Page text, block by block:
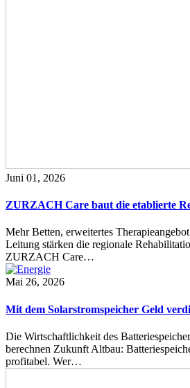
Juni 01, 2026
ZURZACH Care baut die etablierte
Mehr Betten, erweitertes
Leitung stärken die regionale
ZURZACH Care…
Mai 26, 2026
Mit dem Solarstromspeicher Geld
Die Wirtschaftlichkeit des
berechnen Zukunft Altbau:
profitabel. Wer…